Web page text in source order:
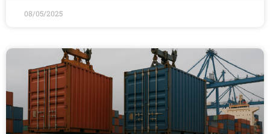
08/05/2025